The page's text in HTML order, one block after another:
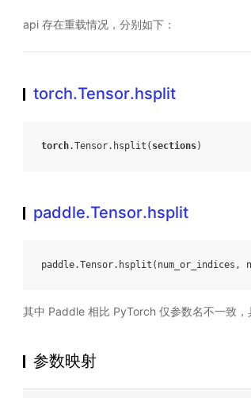
api 存在重载情况，分别如下：
torch.Tensor.hsplit
torch.Tensor. hsplit ( sections)
paddle.Tensor.hsplit
paddle.Tensor. hsplit ( num_or_indices ,
其中 Paddle 相比 PyTorch 仅参数名不一致，
参数映射